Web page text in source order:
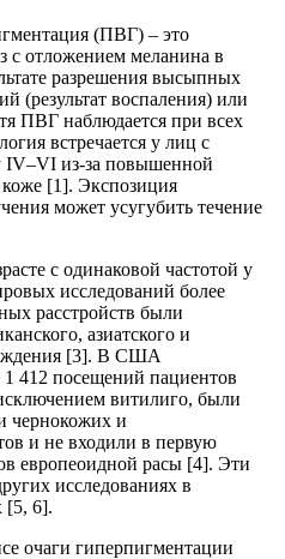
(ПВГ) – это
с отложением меланина в
разрешения высыпных
(результат воспаления) или
ПВГ наблюдается при всех
встречается у лиц с
IV–VI из-за повышенной
[1]. Экспозиция
может усугубить течение
с одинаковой частотой у
исследований более
расстройств были
азиатского и
[3]. В США
1 412 посещений пациентов
витилиго, были
чернокожих и
и не входили в первую
европеоидной расы [4]. Эти
исследованиях в
[5, 6].
очаги гиперпигментации